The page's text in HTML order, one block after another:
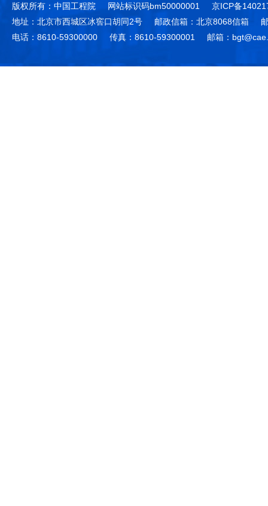
版权所有：中国工程院 网站标识码bm50000001
京ICP备
地址：北京市西城区冰窖口胡同2号
邮政信箱：北京8068信箱
电话：8610-59300000
传真：8610-59300001 邮箱：